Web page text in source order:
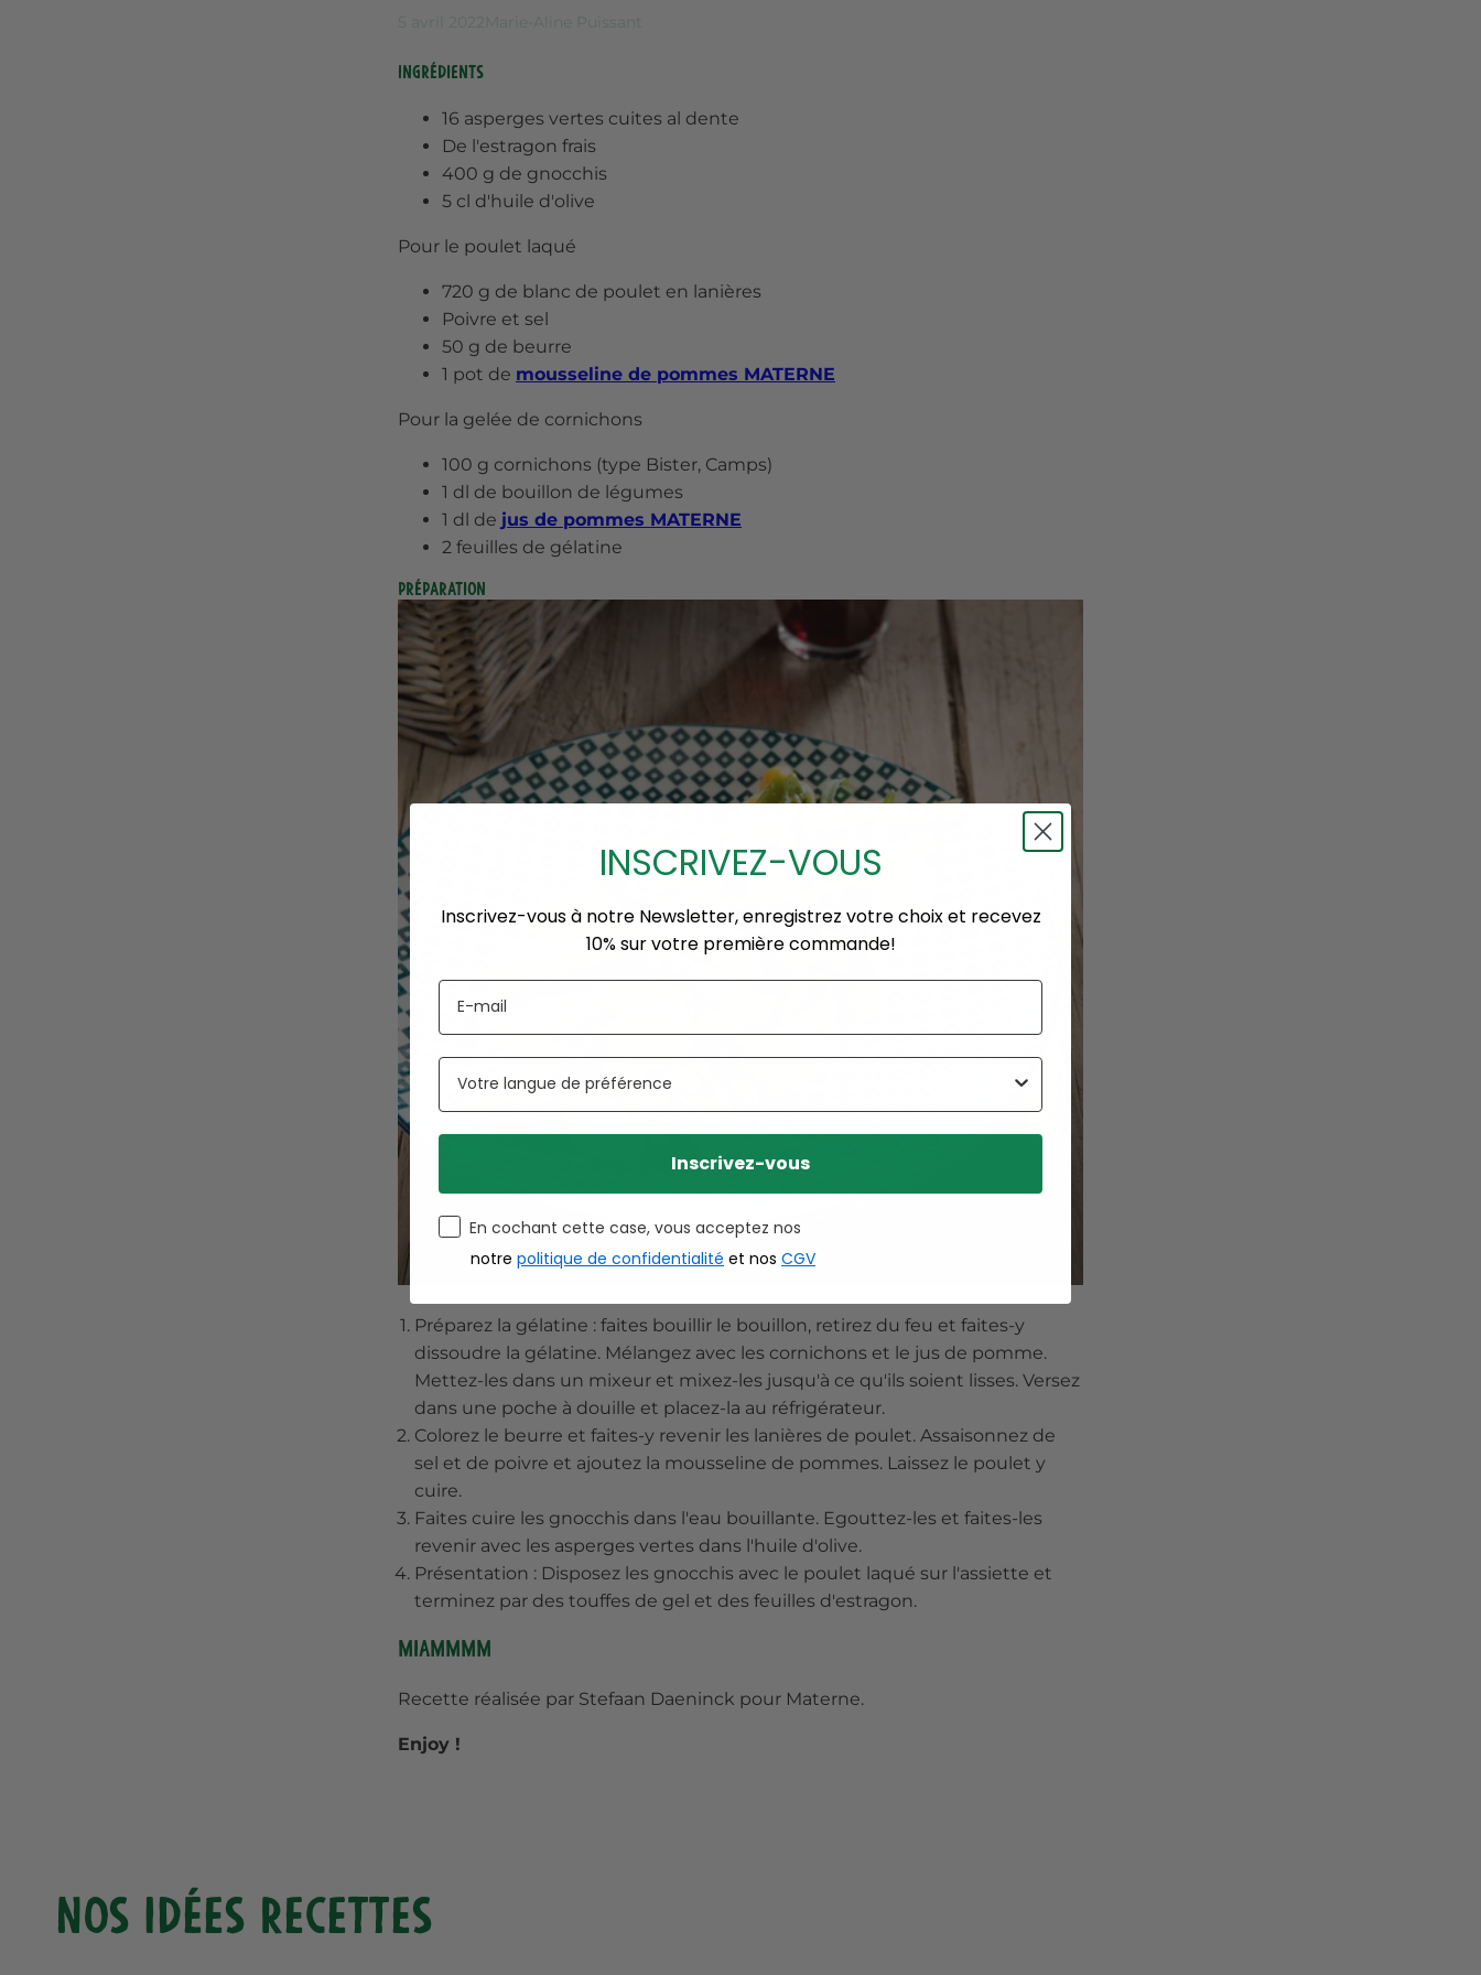
5 avril 2022 Marie-Aline Puissant
Ingrédients
16 asperges vertes cuites al dente
De l'estragon frais
400 g de gnocchis
5 cl d'huile d'olive
Pour le poulet laqué
720 g de blanc de poulet en lanières
Poivre et sel
50 g de beurre
1 pot de mousseline de pommes MATERNE
Pour la gelée de cornichons
100 g cornichons (type Bister, Camps)
1 dl de bouillon de légumes
1 dl de jus de pommes MATERNE
2 feuilles de gélatine
Préparation
Préparez la gélatine : faites bouillir le bouillon, retirez du feu et faites-y
dissoudre la gélatine. Mélangez avec les cornichons et le jus de pomme.
Mettez-les dans un mixeur et mixez-les jusqu'à ce qu'ils soient lisses. Versez
dans une poche à douille et placez-la au réfrigérateur.
Colorez le beurre et faites-y revenir les lanières de poulet. Assaisonnez de
sel et de poivre et ajoutez la mousseline de pommes. Laissez le poulet y
cuire.
Faites cuire les gnocchis dans l'eau bouillante. Egouttez-les et faites-les
revenir avec les asperges vertes dans l'huile d'olive.
Présentation : Disposez les gnocchis avec le poulet laqué sur l'assiette et
terminez par des touffes de gel et des feuilles d'estragon.
Miammmm
Recette réalisée par Stefaan Daeninck pour Materne.
Enjoy !
Nos idées recettes
INSCRIVEZ-VOUS
Inscrivez-vous à notre Newsletter, enregistrez votre choix et recevez
10% sur votre première commande!
Inscrivez-vous
En cochant cette case, vous acceptez nos
notre politique de confidentialité et nos CGV